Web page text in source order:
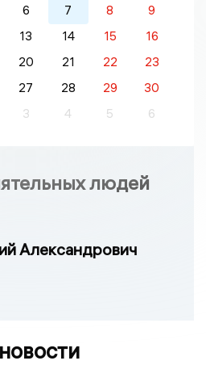
6 7 8
9
13 14 15
16
20 21 22
23
27 28 29
30
3 4 5 6
людей
Александрович